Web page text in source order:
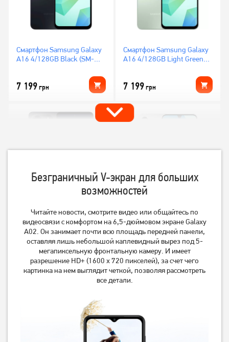
Смартфон Samsung Galaxy
A16 4/128GB Black (SM-
7 199грн
Смартфон Samsung Galaxy
A16 4/128GB Light Green
7 199грн
Смартфон Xiaomi Redmi
Note 14 8/256GB Midnight
Black
грн
Смартфон Samsung Galaxy
A16 4/128GB Gray (SM-
A165FZAB)
7 199грн
Безграничный V-экран для больших
возможностей
Читайте новости, смотрите видео или общайтесь по
видеосвязи с комфортом на 6,5-дюймовом экране Galaxy
A02. Он занимает почти всю площадь передней панели,
оставляя лишь небольшой каплевидный вырез под 5-
мегапиксельную фронтальную камеру. И имеет
разрешение HD+ (1600 х 720 пикселей), за счет чего
картинка на нем выглядит четкой, позволяя рассмотреть
все детали.